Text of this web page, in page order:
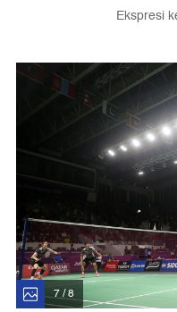
Ekspresi
7 / 8